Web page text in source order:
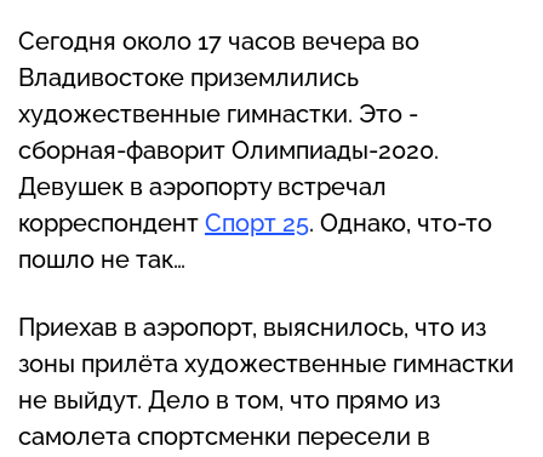
Сегодня около 17 часов вечера во
Владивостоке приземлились
художественные гимнастки. Это -
сборная-фаворит Олимпиады-2020.
Девушек в аэропорту встречал
корреспондент Спорт 25. Однако, что-то
пошло не так…
Приехав в аэропорт, выяснилось, что из
зоны прилёта художественные гимнастки
не выйдут. Дело в том, что прямо из
самолета спортсменки пересели в